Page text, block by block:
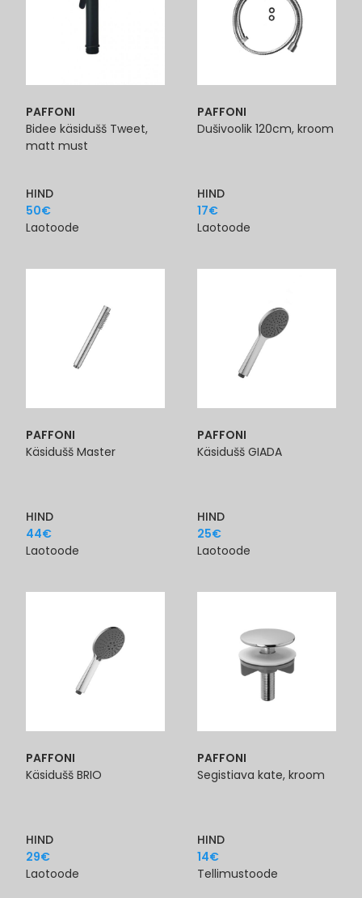
PAFFONI
Bidee käsidušš Tweet,
matt must
HIND
50€
Laotoode
PAFFONI
Dušivoolik 120cm, kroom
HIND
17€
Laotoode
PAFFONI
Käsidušš Master
HIND
44€
Laotoode
PAFFONI
Käsidušš GIADA
HIND
25€
Laotoode
PAFFONI
Käsidušš BRIO
HIND
29€
Laotoode
PAFFONI
Segistiava kate, kroom
HIND
14€
Tellimustoode